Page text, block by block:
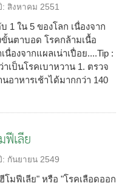
: สิงหาคม 2551
1 ใน 5 ของโลก เนื่องจาก
นตาบอด โรคกล้ามเนื้อ
องจากแผลเน่าเปื่อย....Tip :
เป็นโรคเบาหวาน 1. ตรวจ
อาหารเช้าได้มากกว่า 140
เลีย
: กันยายน 2549
มฟีเลีย" หรือ "โรคเลือดออก